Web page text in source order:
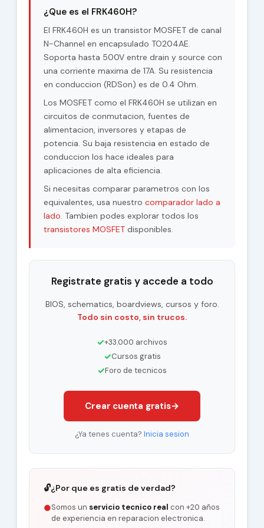
¿Que es el FRK460H?
El FRK460H es un transistor MOSFET de canal
N-Channel en encapsulado TO204AE.
Soporta hasta 500V entre drain y source con
una corriente maxima de 17A. Su resistencia
en conduccion (RDSon) es de 0.4 Ohm.
Los MOSFET como el FRK460H se utilizan en
circuitos de conmutacion, fuentes de
alimentacion, inversores y etapas de
potencia. Su baja resistencia en estado de
conduccion los hace ideales para
aplicaciones de alta eficiencia.
Si necesitas comparar parametros con los
equivalentes, usa nuestro comparador lado a
lado. Tambien podes explorar todos los
transistores MOSFETdisponibles.
Registrate gratis y accede a todo
BIOS, schematics, boardviews, cursos y foro.
Todo sin costo, sin trucos.
✓+33.000 archivos
✓Cursos gratis
✓Foro de tecnicos
Crear cuenta gratis→
¿Ya tenes cuenta? Inicia sesion
🔓¿Por que es gratis de verdad?
●Somos un servicio tecnico real con +20 años
de experiencia en reparacion electronica.